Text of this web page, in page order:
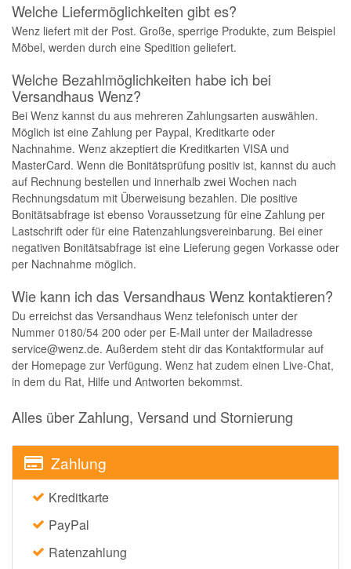
Welche Liefermöglichkeiten gibt es?
Wenz liefert mit der Post. Große, sperrige Produkte, zum Beispiel
Möbel, werden durch eine Spedition geliefert.
Welche Bezahlmöglichkeiten habe ich bei
Versandhaus Wenz?
Bei Wenz kannst du aus mehreren Zahlungsarten auswählen.
Möglich ist eine Zahlung per Paypal, Kreditkarte oder
Nachnahme. Wenz akzeptiert die Kreditkarten VISA und
MasterCard. Wenn die Bonitätsprüfung positiv ist, kannst du auch
auf Rechnung bestellen und innerhalb zwei Wochen nach
Rechnungsdatum mit Überweisung bezahlen. Die positive
Bonitätsabfrage ist ebenso Voraussetzung für eine Zahlung per
Lastschrift oder für eine Ratenzahlungsvereinbarung. Bei einer
negativen Bonitätsabfrage ist eine Lieferung gegen Vorkasse oder
per Nachnahme möglich.
Wie kann ich das Versandhaus Wenz kontaktieren?
Du erreichst das Versandhaus Wenz telefonisch unter der
Nummer 0180/54 200 oder per E-Mail unter der Mailadresse
service@wenz.de. Außerdem steht dir das Kontaktformular auf
der Homepage zur Verfügung. Wenz hat zudem einen Live-Chat,
in dem du Rat, Hilfe und Antworten bekommst.
Alles über Zahlung, Versand und Stornierung
Zahlung
Kreditkarte
PayPal
Ratenzahlung